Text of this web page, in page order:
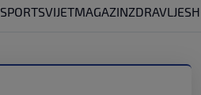
SPORTSVIJETMAGAZINZDRAVLJE